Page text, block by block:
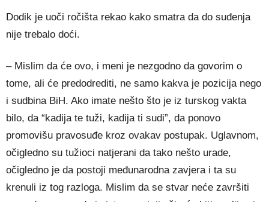
Dodik je uoči ročišta rekao kako smatra da do suđenja
nije trebalo doći.
– Mislim da će ovo, i meni je nezgodno da govorim o
tome, ali će predodrediti, ne samo kakva je pozicija nego
i sudbina BiH. Ako imate nešto što je iz turskog vakta
bilo, da “kadija te tuži, kadija ti sudi”, da ponovo
promovišu pravosuđe kroz ovakav postupak. Uglavnom,
očigledno su tužioci natjerani da tako nešto urade,
očigledno je da postoji međunarodna zavjera i ta su
krenuli iz tog razloga. Mislim da se stvar neće završiti